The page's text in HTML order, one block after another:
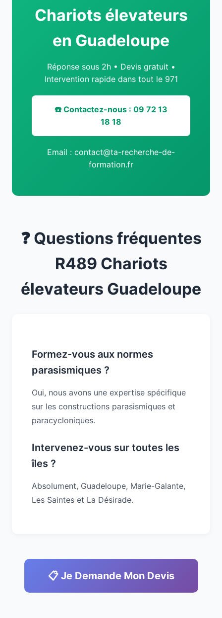
Chariots élevateurs
en Guadeloupe
Réponse sous 2h • Devis gratuit •
Intervention rapide dans tout le 971
☎️ Contactez-nous : 09 72 13
18 18
Email : contact@ta-recherche-de-
formation.fr
❓ Questions fréquentes
R489 Chariots
élevateurs Guadeloupe
Formez-vous aux normes
parasismiques ?
Oui, nous avons une expertise spécifique
sur les constructions parasismiques et
paracycloniques.
Intervenez-vous sur toutes les
îles ?
Absolument, Guadeloupe, Marie-Galante,
Les Saintes et La Désirade.
📋 Je Demande Mon Devis